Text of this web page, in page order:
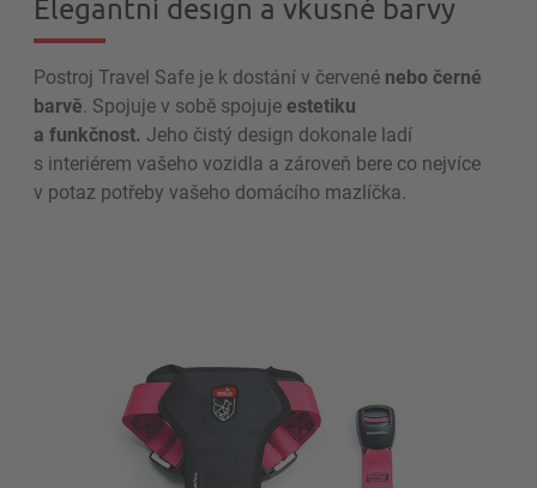
Elegantní design a vkusné barvy
Postroj Travel Safe je k dostání v červené nebo černé
barvě. Spojuje v sobě spojujeestetiku
a funkčnost. Jeho čistý design dokonale ladí
s interiérem vašeho vozidla a zároveň bere co nejvíce
v potaz potřeby vašeho domácího mazlíčka.